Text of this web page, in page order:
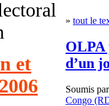
et
» tout le
OLPA
d’un
Soumis
Congo